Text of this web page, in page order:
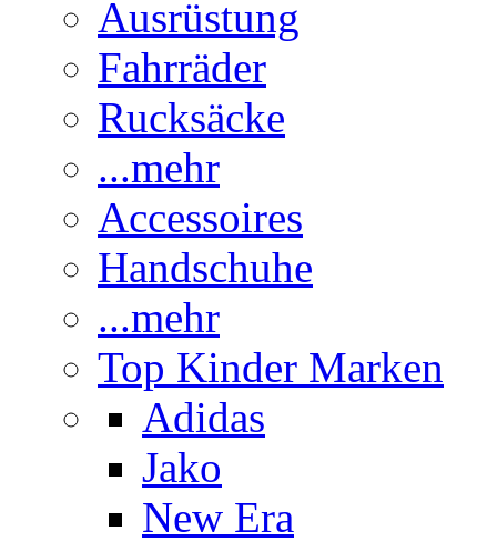
Ausrüstung
Fahrräder
Rucksäcke
...mehr
Accessoires
Handschuhe
...mehr
Top Kinder Marken
Adidas
Jako
New Era